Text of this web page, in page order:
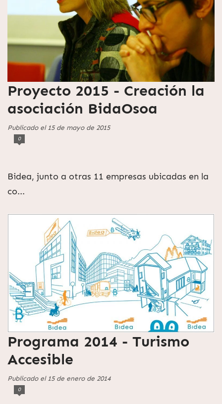
Proyecto 2015 - Creación la
asociación BidaOsoa
Publicado el 15 de mayo de 2015
0
Bidea, junto a otras 11 empresas ubicadas en la
co...
Programa 2014 - Turismo
Accesible
Publicado el 15 de enero de 2014
0